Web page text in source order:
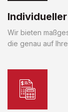
Wir bieten
die genau auf